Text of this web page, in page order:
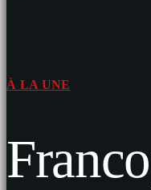
À LA UNE